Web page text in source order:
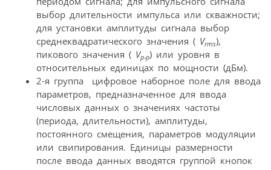
выбор длительности импульса или скважности;
для установки амплитуды сигнала выбор
среднеквадратического значения ( Vrms),
пикового значения ( Vp-p) или уровня в
относительных единицах по мощности (дБм).
2-я группа  цифровое наборное поле для ввода
параметров, предназначенное для ввода
числовых данных о значениях частоты
(периода, длительности), амплитуды,
постоянного смещения, параметров модуляции
или свипирования. Единицы размерности
после ввода данных вводятся группой кнопок